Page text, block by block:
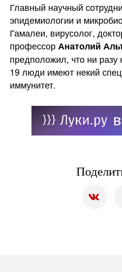
Главный научный
эпидемиологии и
Гамалеи, вирусолог,
профессорАнатолий
предположил, что ни
19 люди имеют некий
иммунитет.